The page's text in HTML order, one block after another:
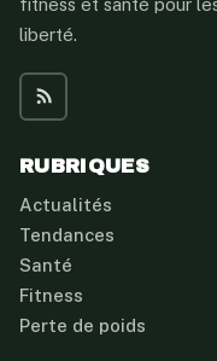
liberté.
RUBRIQUES
Actualités
Tendances
Santé
Fitness
Perte de poids